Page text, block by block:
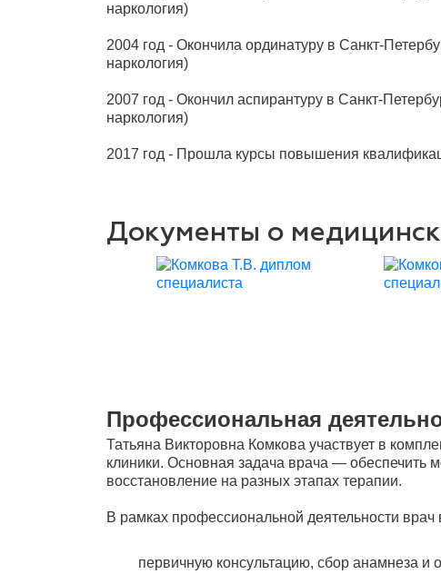
наркология)
2004 год - Окончила ординатуру в Санкт-
наркология)
2007 год - Окончил аспирантуру в Санкт-
наркология)
2017 год - Прошла курсы повышения
Документы о
Профессиональная
Татьяна Викторовна Комкова участвует в
клиники. Основная задача врача — обеспечить
восстановление на разных этапах терапии.
В рамках профессиональной деятельности врач
первичную консультацию, сбор анамнеза и